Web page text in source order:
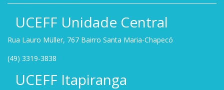
UCEFF Unidade Central
Rua Lauro Müller, 767 Bairro Santa Maria-Chapecó
(49) 3319-3838
UCEFF Itapiranga